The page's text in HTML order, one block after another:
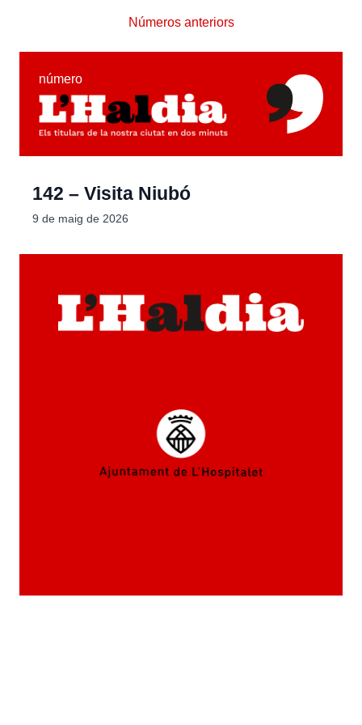
Números anteriors
número
142 – Visita Niubó
9 de maig de 2026